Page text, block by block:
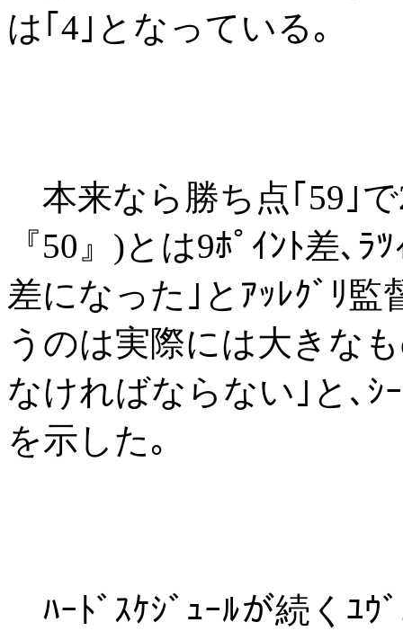
は｢4｣となっている｡
本来なら勝ち点｢59｣で
『50』)とは9ﾎﾟｲﾝﾄ差､
差になった｣とｱｯﾚｸﾞﾘ監
うのは実際には大きな
なければならない｣と､ｼ
を示した｡
ﾊｰﾄﾞｽｹｼﾞｭｰﾙが続くﾕｳ